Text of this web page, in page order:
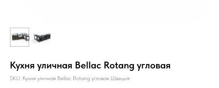
Кухня уличная Bellac Rotang угловая
SKU: Кухня уличная Bellac Rotang угловая Швеция